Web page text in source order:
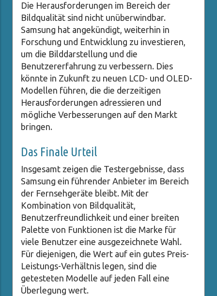
Die Herausforderungen im Bereich der
Bildqualität sind nicht unüberwindbar.
Samsung hat angekündigt, weiterhin in
Forschung und Entwicklung zu investieren,
um die Bilddarstellung und die
Benutzererfahrung zu verbessern. Dies
könnte in Zukunft zu neuen LCD- und OLED-
Modellen führen, die die derzeitigen
Herausforderungen adressieren und
mögliche Verbesserungen auf den Markt
bringen.
Das Finale Urteil
Insgesamt zeigen die Testergebnisse, dass
Samsung ein führender Anbieter im Bereich
der Fernsehgeräte bleibt. Mit der
Kombination von Bildqualität,
Benutzerfreundlichkeit und einer breiten
Palette von Funktionen ist die Marke für
viele Benutzer eine ausgezeichnete Wahl.
Für diejenigen, die Wert auf ein gutes Preis-
Leistungs-Verhältnis legen, sind die
getesteten Modelle auf jeden Fall eine
Überlegung wert.